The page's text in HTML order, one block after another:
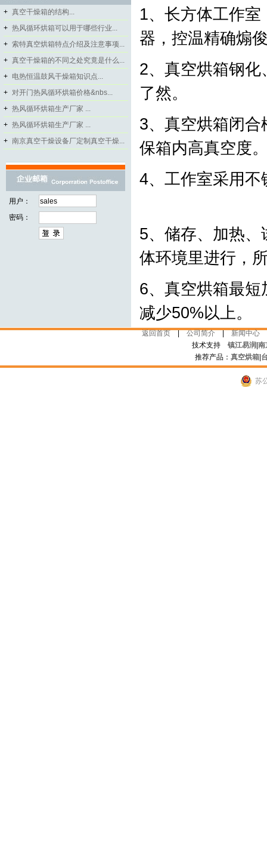
+ 真空干燥箱的结构...
+ 热风循环烘箱可以用于哪些行业...
+ 索特真空烘箱特点介绍及注意事项...
+ 真空干燥箱的不同之处究竟是什么...
+
电热恒温鼓风干燥箱知识点...
+ 对开门热风循环烘箱价格&nbs...
+ 热风循环烘箱生产厂家 ...
+ 热风循环烘箱生产厂家 ...
+ 南京真空干燥设备厂定制真空干燥...
用户：
密码：
1、长方体工作
器，控温精确
2、真空烘箱钢
了然。
3、真空烘箱闭
保箱内高真
4、工作室采用
5、储存、加热
体环境里进行
6、真空烘箱最
减少50%以上。
返回首页| 公司简介| 新闻中心
技术支持 镇江易润 南
推荐产品： 真空烘箱|
苏